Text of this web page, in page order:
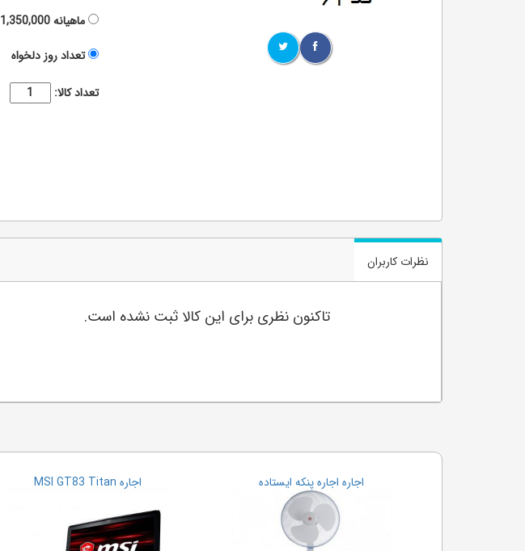
ماهیانه1,350,000
تعداد روز دلخواه
تعداد کالا:
نظرات کاربران
تاکنون نظری برای این کالا ثبت نشده است.
اجاره اجاره پنکه ایستاده اجاره MSI GT83 Titan